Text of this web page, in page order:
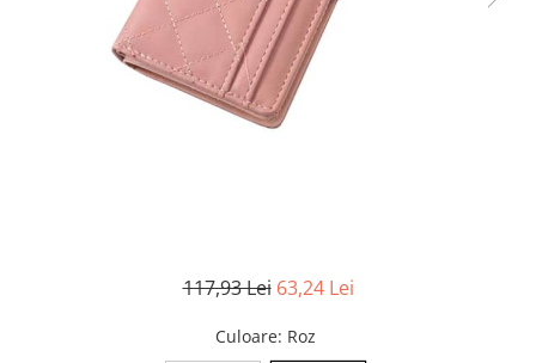
117,93 Lei 63,24 Lei
Culoare: Roz